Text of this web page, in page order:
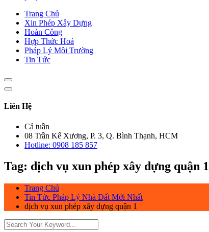
Trang Chủ
Xin Phép Xây Dựng
Hoàn Công
Hợp Thức Hoá
Pháp Lý Môi Trường
Tin Tức
Liên Hệ
Cả tuần
08 Trần Kế Xương, P. 3, Q. Bình Thạnh, HCM
Hotline: 0908 185 857
Tag: dịch vụ xun phép xây dựng quận 1
Trang Chủ
Tin Tức Pháp Lý Nhà Đất Mới Nhất
dịch vụ xun phép xây dựng quận 1